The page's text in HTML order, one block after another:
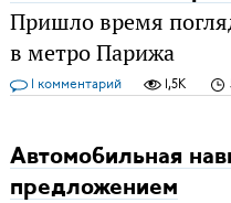
Пришло время
в метро Парижа
1 комментарий 1,5K
Автомобильная
предложением